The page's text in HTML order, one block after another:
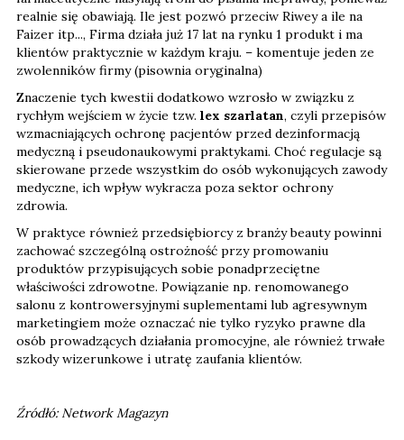
realnie się obawiają. Ile jest pozwó przeciw Riwey a ile na
Faizer itp..., Firma działa już 17 lat na rynku 1 produkt i ma
klientów praktycznie w każdym kraju. – komentuje jeden ze
zwolenników firmy (pisownia oryginalna)
Znaczenie tych kwestii dodatkowo wzrosło w związku z
rychłym wejściem w życie tzw. lex szarlatan, czyli przepisów
wzmacniających ochronę pacjentów przed dezinformacją
medyczną i pseudonaukowymi praktykami. Choć regulacje są
skierowane przede wszystkim do osób wykonujących zawody
medyczne, ich wpływ wykracza poza sektor ochrony
zdrowia.
W praktyce również przedsiębiorcy z branży beauty powinni
zachować szczególną ostrożność przy promowaniu
produktów przypisujących sobie ponadprzeciętne
właściwości zdrowotne. Powiązanie np. renomowanego
salonu z kontrowersyjnymi suplementami lub agresywnym
marketingiem może oznaczać nie tylko ryzyko prawne dla
osób prowadzących działania promocyjne, ale również trwałe
szkody wizerunkowe i utratę zaufania klientów.
Źródłó: Network Magazyn